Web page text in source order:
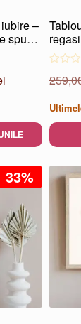
în
–
spune
45,00 lei
până
la
100,00 lei
33%